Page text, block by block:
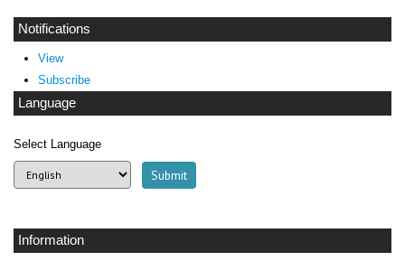
Notifications
View
Subscribe
Language
Select Language
Information